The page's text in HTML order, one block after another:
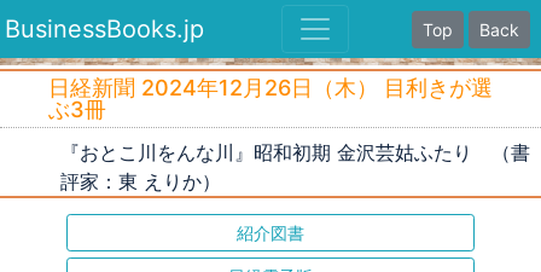
BusinessBooks.jp Top Back
日経新聞 2024年12月26日（木） 目利きが選
ぶ3冊
『おとこ川をんな川』昭和初期 金沢芸姑ふたり （書
評家：東 えりか）
紹介図書